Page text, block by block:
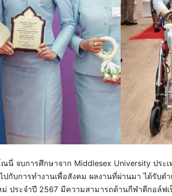
นี่ จบการศึกษาจาก Middlesex University ประ
ปกับการทำงานเพื่อสังคม ผลงานที่ผ่านมา ได้รับต
ม่ ประจำปี 2567 มีความสามารถด้านกีฬาตีกอล์ฟ